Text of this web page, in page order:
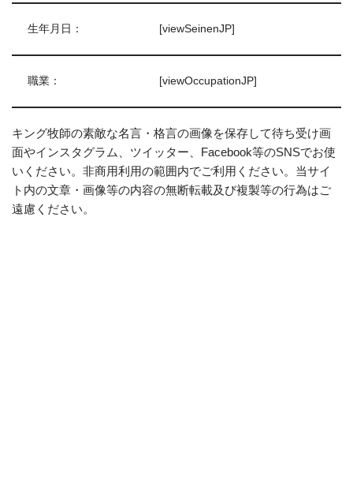
生年月日： [viewSeinenJP]
職業： [viewOccupationJP]
キング牧師の素敵な名言・格言の画像を保存して待ち受け画
面やインスタグラム、ツイッター、Facebook等のSNSでお使
いください。非商用利用の範囲内でご利用ください。当サイ
ト内の文章・画像等の内容の無断転載及び複製等の行為はご
遠慮ください。